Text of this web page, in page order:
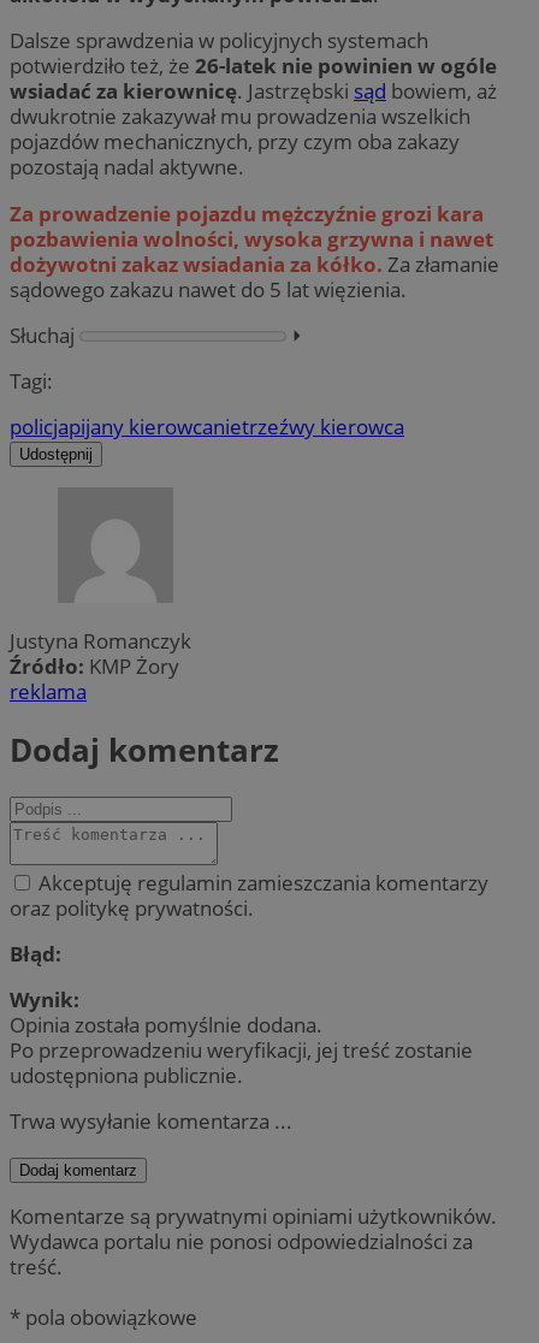
Dalsze sprawdzenia w policyjnych systemach
potwierdziło też, że 26-latek nie powinien w ogóle
wsiadać za kierownicę. Jastrzębski sąd bowiem, aż
dwukrotnie zakazywał mu prowadzenia wszelkich
pojazdów mechanicznych, przy czym oba zakazy
pozostają nadal aktywne.
Za prowadzenie pojazdu mężczyźnie grozi kara
pozbawienia wolności, wysoka grzywna i nawet
dożywotni zakaz wsiadania za kółko. Za złamanie
sądowego zakazu nawet do 5 lat więzienia.
Słuchaj
⏵︎
Tagi:
policjapijany kierowcanietrzeźwy kierowca
Udostępnij
Justyna Romanczyk
Źródło: KMP Żory
reklama
Dodaj komentarz
Akceptuję regulamin zamieszczania komentarzy
oraz politykę prywatności.
Błąd:
Wynik:
Opinia została pomyślnie dodana.
Po przeprowadzeniu weryfikacji, jej treść zostanie
udostępniona publicznie.
Trwa wysyłanie komentarza ...
Dodaj komentarz
Komentarze są prywatnymi opiniami użytkowników.
Wydawca portalu nie ponosi odpowiedzialności za
treść.
* pola obowiązkowe